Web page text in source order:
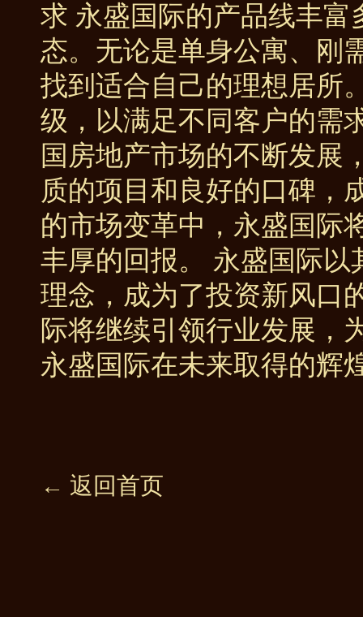
求 永盛国际的产品线丰
态。无论是单身公寓、刚
找到适合自己的理想居所
级，以满足不同客户的需
国房地产市场的不断发展
质的项目和良好的口碑，
的市场变革中，永盛国际
丰厚的回报。 永盛国际
理念，成为了投资新风口
际将继续引领行业发展，
永盛国际在未来取得的辉
← 返回首页